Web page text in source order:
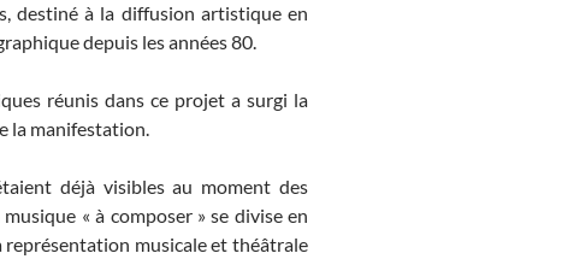
destiné à la diffusion artistique en
depuis les années 80.
réunis dans ce projet a surgi la
la manifestation.
déjà visibles au moment des
musique « à composer » se divise en
musicale et théâtrale